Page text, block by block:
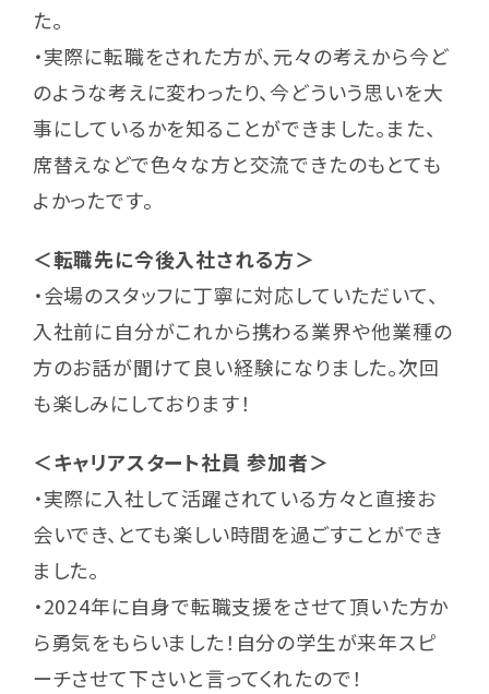
た。
・実際に転職をされた方が、元々の考えから今ど
のような考えに変わったり、今どういう思いを大
事にしているかを知ることができました。また、
席替えなどで色々な方と交流できたのもとても
よかったです。
＜転職先に今後入社される方＞
・会場のスタッフに丁寧に対応していただいて、
入社前に自分がこれから携わる業界や他業種の
方のお話が聞けて良い経験になりました。次回
も楽しみにしております！
＜キャリアスタート社員 参加者＞
・実際に入社して活躍されている方々と直接お
会いでき、とても楽しい時間を過ごすことができ
ました。
・2024年に自身で転職支援をさせて頂いた方か
ら勇気をもらいました！自分の学生が来年スピ
ーチさせて下さいと言ってくれたので！